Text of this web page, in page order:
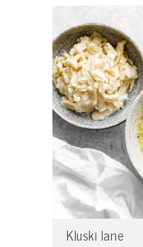
Kluski lane